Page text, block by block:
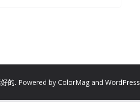
的. Powered by ColorMag and WordPress